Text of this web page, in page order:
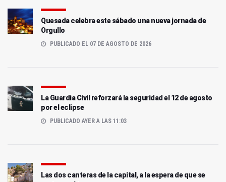
Quesada celebra este sábado una nueva jornada de
Orgullo
PUBLICADO EL 07 DE AGOSTO DE 2026
La Guardia Civil reforzará la seguridad el 12 de agosto
por el eclipse
PUBLICADO AYER A LAS 11:03
Las dos canteras de la capital, a la espera de que se